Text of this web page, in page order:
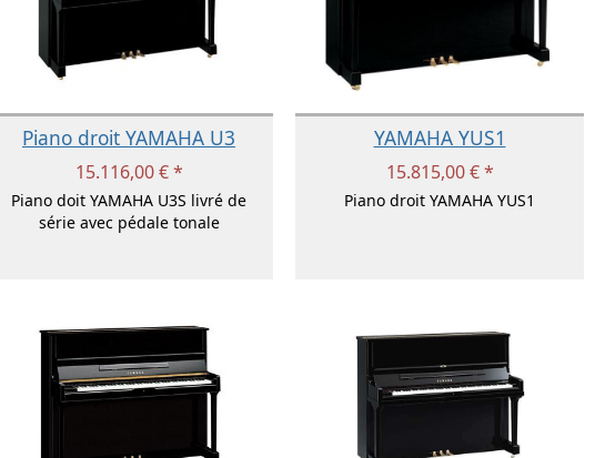
Piano droit YAMAHA U3
15.116,00 € *
Piano doit YAMAHA U3S livré de
série avec pédale tonale
YAMAHA YUS1
15.815,00 € *
Piano droit YAMAHA YUS1